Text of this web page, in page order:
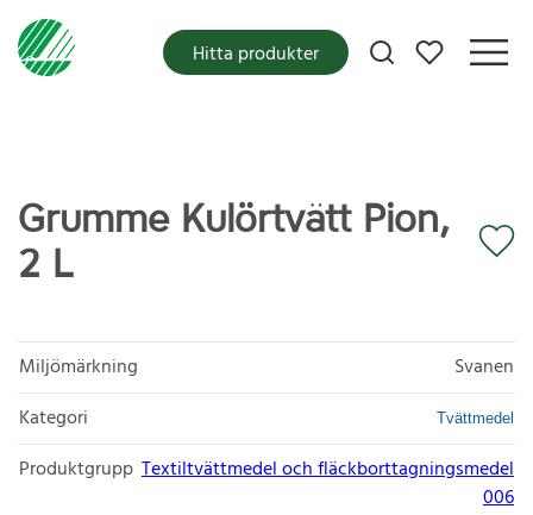
Mina favoriter
Hitta produkter
Grumme Kulörtvätt Pion,
2 L
Miljömärkning
Svanen
Kategori
Tvättmedel
Produktgrupp Textiltvättmedel och fläckborttagningsmedel
006